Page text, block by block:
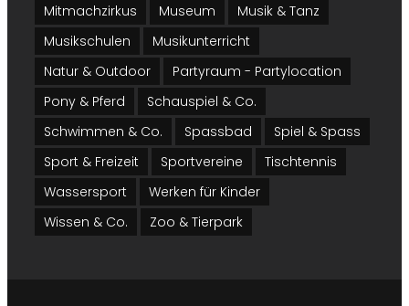
Mitmachzirkus
Museum
Musik & Tanz
Musikschulen
Musikunterricht
Natur & Outdoor
Partyraum - Partylocation
Pony & Pferd
Schauspiel & Co.
Schwimmen & Co.
Spassbad
Spiel & Spass
Sport & Freizeit
Sportvereine
Tischtennis
Wassersport
Werken für Kinder
Wissen & Co.
Zoo & Tierpark